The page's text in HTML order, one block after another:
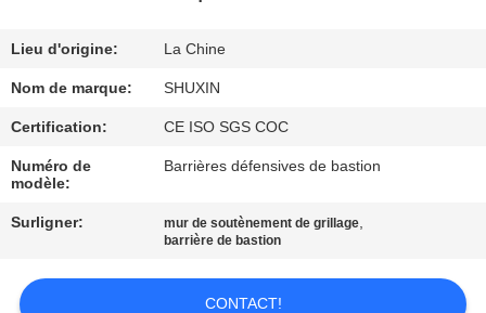
L'USINE
CONTRÔLE
DE
NOUS
CONTACTER
Lieu d'origine: La Chine
Nom de marque: SHUXIN
Certification: CE ISO SGS COC
Numéro de
modèle:
Barrières défensives de bastion
Surligner: mur de soutènement de grillage,
barrière de bastion
CONTACT!